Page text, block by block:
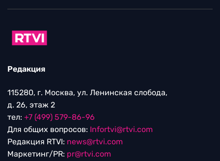
Редакция
115280, г. Москва, ул. Ленинская слобода,
д. 26, этаж 2
тел: +7 (499) 579-86-96
Для общих вопросов: Infortvi@rtvi.com
Редакция RTVI: news@rtvi.com
Маркетинг/PR: pr@rtvi.com